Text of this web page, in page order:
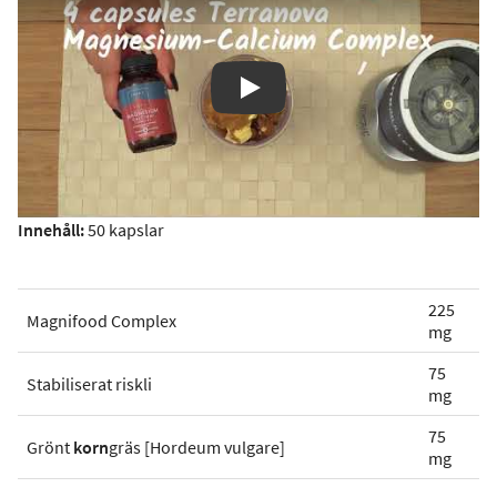
Play
Innehåll:50 kapslar
Magnifood Complex
225
mg
Stabiliserat riskli
75
mg
Grönt korngräs [Hordeum vulgare]
75
mg